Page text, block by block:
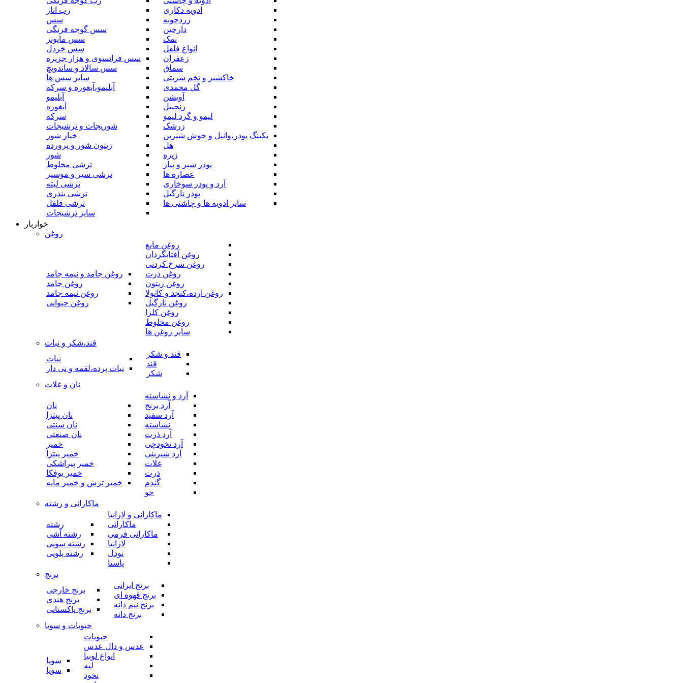
ادویه دکاری
زردچوبه
دارچین
نمک
انواع فلفل
زعفران
سماق
خاکشیر و تخم شربتی
گل محمدی
آویشن
زنجبیل
لیمو و گرد لیمو
زرشک
بکینگ پودر،وانیل و جوش شیرین
هل
زیره
پودر سیر و پیاز
عصاره ها
آرد و پودر سوخاری
پودر نارگیل
سایر ادویه ها و چاشنی ها
رب انار
سس
سس گوجه فرنگی
سس مایونز
سس خردل
سس فرانسوی و هزار جزیره
سس سالاد و ساندویچ
سایر سس ها
آبلیمو،آبغوره و سرکه
آبلیمو
آبغوره
سرکه
شوریجات و ترشیجات
خیار شور
زیتون شور و پرورده
شور
ترشی مخلوط
ترشی سیر و موسیر
ترشی لیته
ترشی بندری
ترشی فلفل
سایر ترشیجات
خواربار
روغن
روغن مایع
روغن آفتابگردان
روغن سرخ کردنی
روغن ذرت
روغن زیتون
روغن ارده،کنجد و کانولا
روغن نارگیل
روغن کلزا
روغن مخلوط
سایر روغن ها
روغن جامد و نیمه جامد
روغن جامد
روغن نیمه جامد
روغن حیوانی
قند،شکر و نبات
قند و شکر
قند
شکر
نبات
نبات پرده،لقمه و نی دار
نان و غلات
آرد و نشاسته
آرد برنج
آرد سفید
نشاسته
آرد ذرت
آرد نخودچی
آرد شیرینی
غلات
ذرت
گندم
جو
نان
نان پیتزا
نان سنتی
نان صنعتی
خمیر
خمیر پیتزا
خمیر پیراشکی
خمیر یوفکا
خمیر ترش و خمیر مایه
ماکارانی و رشته
ماکارانی و لازانیا
ماکارانی
ماکارانی فرمی
لازانیا
نودل
پاستا
رشته
رشته آشی
رشته سوپی
رشته پلویی
برنج
برنج ایرانی
برنج قهوه ای
برنج نیم دانه
برنج دانه
برنج خارجی
برنج هندی
برنج پاکستانی
حبوبات و سویا
حبوبات
عدس و دال عدس
انواع لوبیا
لپه
نخود
سویا
سویا